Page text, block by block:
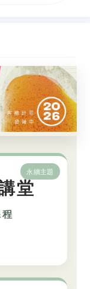
活加分的發
竹北的幸福日
永續主題
堂